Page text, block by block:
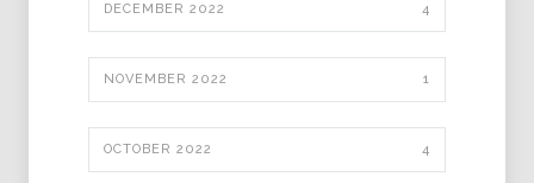
DECEMBER 2022 4
NOVEMBER 2022 1
OCTOBER 2022 4